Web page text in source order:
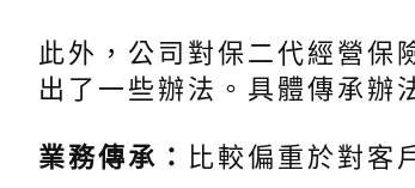
此外，公司對保二代經營保
出了一些辦法。具體傳承辦
業務傳承： 比較偏重於對客